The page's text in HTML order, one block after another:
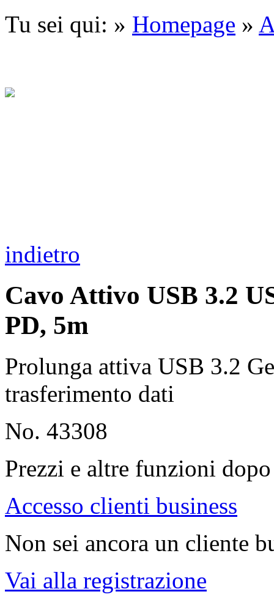
Tu sei qui: » Homepage »
indietro
Cavo Attivo USB 3.2
PD, 5m
Prolunga attiva USB 3.2
trasferimento dati
No. 43308
Prezzi e altre funzioni
Accesso clienti business
Non sei ancora un cliente
Vai alla registrazione